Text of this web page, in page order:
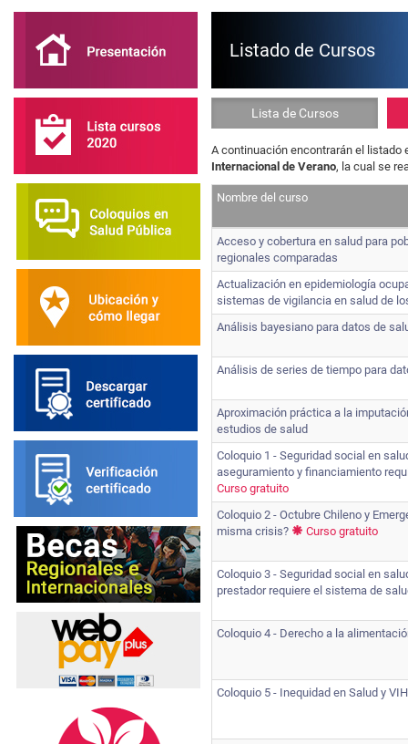
Listado de Cursos
Lista de Cursos
A continuación encontrarán el listado
Internacional de Verano, la cual se
Nombre del curso
Acceso y cobertura en salud para
regionales comparadas
Actualización en epidemiología
sistemas de vigilancia en salud de
Análisis bayesiano para datos de
Análisis de series de tiempo para
Aproximación práctica a la
estudios de salud
Coloquio 1 - Seguridad social en
aseguramiento y financiamiento
Curso gratuito
Coloquio 2 - Octubre Chileno y
misma crisis?
Curso gratuito
Coloquio 3 - Seguridad social en
prestador requiere el sistema de
Coloquio 4 - Derecho a la
Coloquio 5 - Inequidad en Salud y